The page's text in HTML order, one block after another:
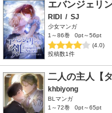
エバンジェリ
RIDI / SJ
少女マンガ
1～86巻
0pt～56pt
(4.0)
投稿数1件
二人の主人【
khbiyong
BLマンガ
1～72巻
0pt～65pt